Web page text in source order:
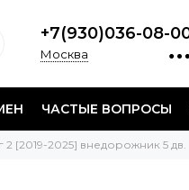
+7(930)036-08-
Москва
ЧАСТЫЕ ВОПРОСЫ
2 [2019-2025] внедорожник 5 дв.